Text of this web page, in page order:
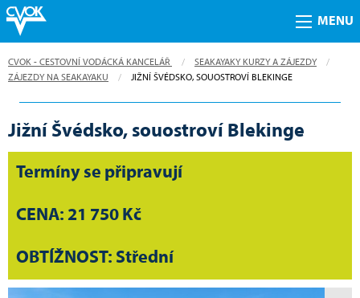
MENU
CVOK - CESTOVNÍ VODÁCKÁ KANCELÁŘ
SEAKAYAKY KURZY A ZÁJEZDY
ZÁJEZDY NA SEAKAYAKU
CURRENT:
JIŽNÍ ŠVÉDSKO, SOUOSTROVÍ BLEKINGE
Jižní Švédsko, souostroví Blekinge
Termíny se připravují
CENA: 21 750 Kč
OBTÍŽNOST: Střední